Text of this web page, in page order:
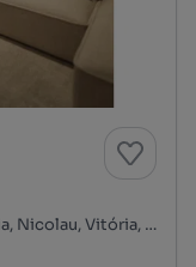
Baixa, Cedofeita, Ildefonso, Sé, Miragaia, Nicolau, Vitória, Porto, Porto